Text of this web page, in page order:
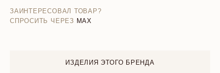
ЗАИНТЕРЕСОВАЛ ТОВАР?
СПРОСИТЬ ЧЕРЕЗ MAX
ИЗДЕЛИЯ ЭТОГО БРЕНДА